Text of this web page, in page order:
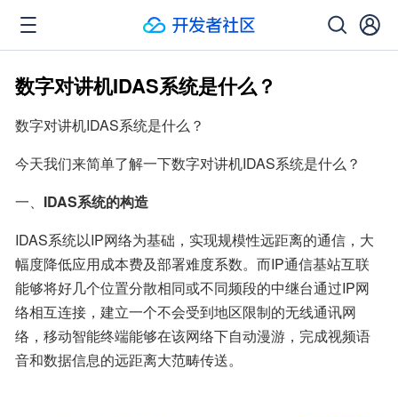
数字对讲机IDAS系统是什么？
数字对讲机IDAS系统是什么？
今天我们来简单了解一下数字对讲机IDAS系统是什么？
一、 IDAS系统的构造
IDAS系统以IP网络为基础，实现规模性远距离的通信，大
幅度降低应用成本费及部署难度系数。而IP通信基站互联
能够将好几个位置分散相同或不同频段的中继台通过IP网
络相互连接，建立一个不会受到地区限制的无线通讯网
络，移动智能终端能够在该网络下自动漫游，完成视频语
音和数据信息的远距离大范畴传送。